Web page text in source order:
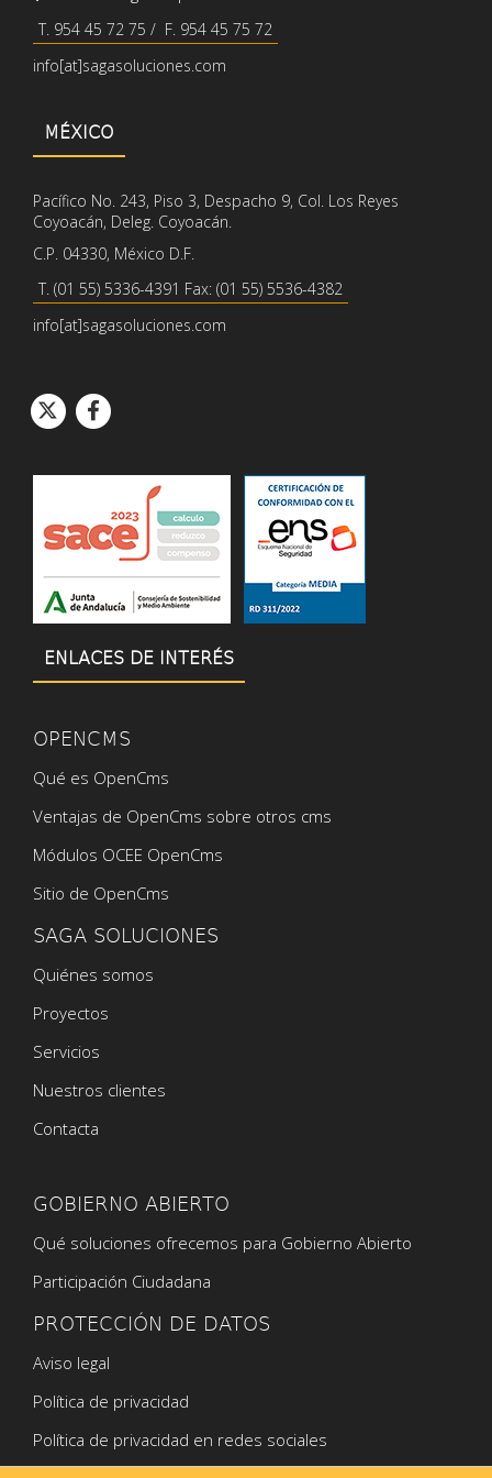
T. 954 45 72 75 / F. 954 45 75 72
info[at]sagasoluciones.com
MÉXICO
Pacífico No. 243, Piso 3, Despacho 9, Col. Los Reyes
Coyoacán, Deleg. Coyoacán.
C.P. 04330, México D.F.
T. (01 55) 5336-4391 Fax: (01 55) 5536-4382
info[at]sagasoluciones.com
Icono de
Icono de Twitter
Icono de
Icono de Facebook
ENLACES DE INTERÉS
OPENCMS
Qué es OpenCms
Ventajas de OpenCms sobre otros cms
Módulos OCEE OpenCms
Sitio de OpenCms
SAGA SOLUCIONES
Quiénes somos
Proyectos
Servicios
Nuestros clientes
Contacta
GOBIERNO ABIERTO
Qué soluciones ofrecemos para Gobierno Abierto
Participación Ciudadana
PROTECCIÓN DE DATOS
Aviso legal
Política de privacidad
Política de privacidad en redes sociales